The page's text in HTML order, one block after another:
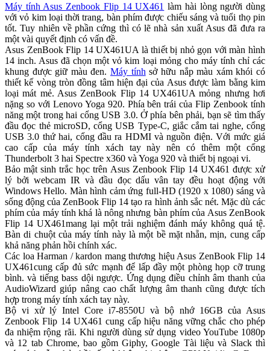
Máy tính Asus Zenbook Flip 14 UX461 làm hài lòng người dùng
với vỏ kim loại thời trang, bàn phím được chiếu sáng và tuổi thọ pin
tốt. Tuy nhiên về phần cứng thì có lẽ nhà sản xuất Asus đã đưa ra
một vài quyết định có vấn đề.
Asus ZenBook Flip 14 UX461UA là thiết bị nhỏ gọn với màn hình
14 inch. Asus đã chọn một vỏ kim loại mỏng cho máy tính chỉ các
khung được giữ màu đen.Máy tính sở hữu nắp màu xám khói có
thiết kế vòng tròn đồng tâm hiện đại của Asus được làm bằng kim
loại mát mẻ. Asus ZenBook Flip 14 UX461UA mỏng nhưng hơi
nặng so với Lenovo Yoga 920. Phía bên trái của Flip Zenbook tính
năng một trong hai cổng USB 3.0. Ở phía bên phải, bạn sẽ tìm thấy
đầu đọc thẻ microSD, cổng USB Type-C, giắc cắm tai nghe, cổng
USB 3.0 thứ hai, cổng đầu ra HDMI và nguồn điện. Với mức giá
cao cấp của máy tính xách tay này nên có thêm một cổng
Thunderbolt 3 hai Spectre x360 và Yoga 920 và thiết bị ngoại vi.
Bảo mật sinh trắc học trên Asus Zenbook Flip 14 UX461 được xử
lý bởi webcam IR và đầu đọc dấu vân tay đều hoạt động với
Windows Hello. Màn hình cảm ứng full-HD (1920 x 1080) sáng và
sống động của ZenBook Flip 14 tạo ra hình ảnh sắc nét. Mặc dù các
phím của máy tính khá là nông nhưng bàn phím của Asus ZenBook
Flip 14 UX461mang lại một trải nghiệm đánh máy không quá tệ.
Bàn di chuột của máy tính này là một bề mặt nhẵn, mịn, cung cấp
khả năng phản hồi chính xác.
Các loa Harman / kardon mang thương hiệu Asus ZenBook Flip 14
UX461cung cấp đủ sức mạnh để lấp đầy một phòng họp cỡ trung
bình. và tiếng bass dội ngược. Ứng dụng điều chỉnh âm thanh của
AudioWizard giúp nâng cao chất lượng âm thanh cũng được tích
hợp trong máy tính xách tay này.
Bộ vi xử lý Intel Core i7-8550U và bộ nhớ 16GB của Asus
Zenbook Flip 14 UX461 cung cấp hiệu năng vững chắc cho phép
đa nhiệm rộng rãi. Khi người dùng sử dụng video YouTube 1080p
và 12 tab Chrome, bao gồm Giphy, Google Tài liệu và Slack thì